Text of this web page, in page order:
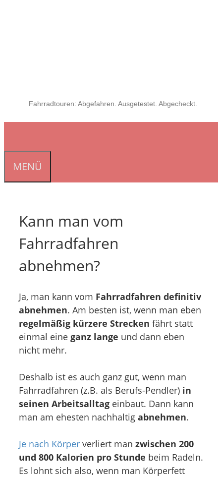
Fahrradtouren: Abgefahren. Ausgetestet. Abgecheckt.
MENÜ
Kann man vom
Fahrradfahren
abnehmen?
Ja, man kann vom Fahrradfahren definitiv
abnehmen. Am besten ist, wenn man eben
regelmäßig kürzere Strecken fährt statt
einmal eine ganz lange und dann eben
nicht mehr.
Deshalb ist es auch ganz gut, wenn man
Fahrradfahren (z.B. als Berufs-Pendler) in
seinen Arbeitsalltag einbaut. Dann kann
man am ehesten nachhaltig abnehmen.
Je nach Körper verliert man zwischen 200
und 800 Kalorien pro Stunde beim Radeln.
Es lohnt sich also, wenn man Körperfett